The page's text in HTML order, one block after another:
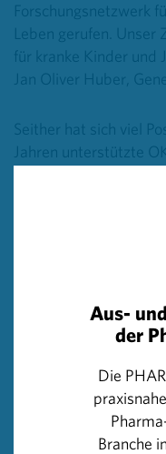
Forschungsnetzwerk
Leben gerufen.
für kranke Kinder und
Jan Oliver Huber,
Seither hat sich viel
Jahren unterstützte
ist Mitglied beim
Research‘ bei der
EMA (EnprEMA) und
Anlaufstelle in
Kindern. Mit dem St.
federführend an der
Behandlungsoptionen
Jugendlichen
Aus-
der
Die
Branche